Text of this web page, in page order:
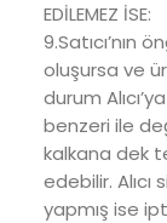
EDİLEMEZ İSE:
oluşursa ve
durum
benzeri ile
kalkana dek
edebilir.
yapmış ise